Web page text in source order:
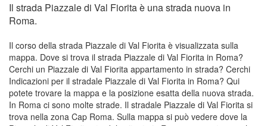
Il strada Piazzale di Val Fiorita è una strada nuova in
Roma.
Il corso della strada Piazzale di Val Fiorita è visualizzata sulla
mappa. Dove si trova il strada Piazzale di Val Fiorita in Roma?
Cerchi un Piazzale di Val Fiorita appartamento in strada? Cerchi
Indicazioni per il stradale Piazzale di Val Fiorita in Roma? Qui
potete trovare la mappa e la posizione esatta della nuova strada.
In Roma ci sono molte strade. Il stradale Piazzale di Val Fiorita si
trova nella zona Cap Roma. Sulla mappa si può vedere dove la